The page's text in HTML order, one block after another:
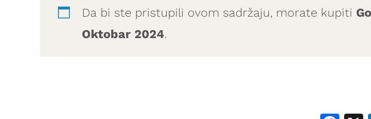
Da bi ste pristupili ovom sadržaju, morate kupiti
Oktobar 2024.